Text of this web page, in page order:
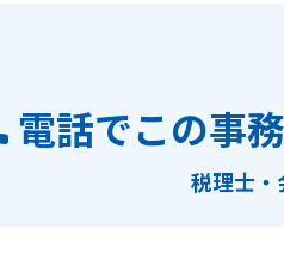
電話でこの事
税理士・